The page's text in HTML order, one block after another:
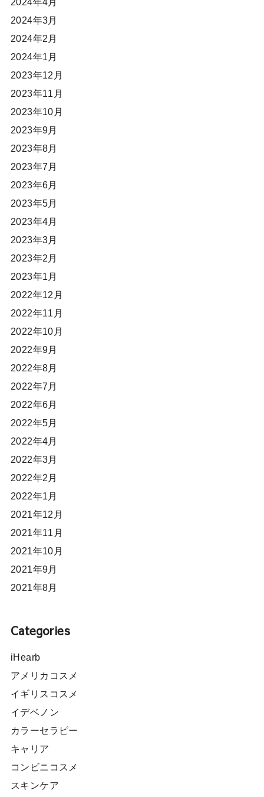
2024年3月
2024年2月
2024年1月
2023年12月
2023年11月
2023年10月
2023年9月
2023年8月
2023年7月
2023年6月
2023年5月
2023年4月
2023年3月
2023年2月
2023年1月
2022年12月
2022年11月
2022年10月
2022年9月
2022年8月
2022年7月
2022年6月
2022年5月
2022年4月
2022年3月
2022年2月
2022年1月
2021年12月
2021年11月
2021年10月
2021年9月
2021年8月
Categories
iHearb
アメリカコスメ
イギリスコスメ
イデベノン
カラーセラピー
キャリア
コンビニコスメ
スキンケア